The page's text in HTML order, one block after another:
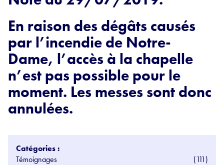
En raison des dégâts causés
par l’incendie de Notre-
Dame, l’accès à la chapelle
n’est pas possible pour le
moment. Les messes sont donc
annulées.
Catégories :
Témoignages
(111)